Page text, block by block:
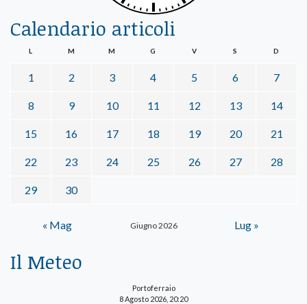
Calendario articoli
Giugno 2026
L M M G V S D
1 2 3 4 5 6 7
8 9 10 11 12 13 14
15 16 17 18 19 20 21
22 23 24 25 26 27 28
29 30
« Mag Lug »
Il Meteo
Portoferraio
8 Agosto 2026, 20:20